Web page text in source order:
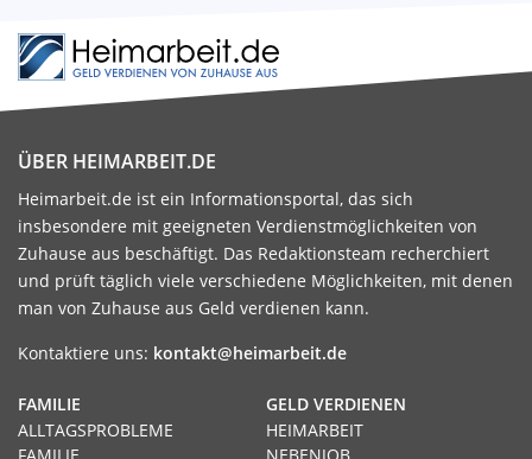
ÜBER HEIMARBEIT.DE
Heimarbeit.de ist ein Informationsportal, das sich
insbesondere mit geeigneten Verdienstmöglichkeiten von
Zuhause aus beschäftigt. Das Redaktionsteam recherchiert
und prüft täglich viele verschiedene Möglichkeiten, mit denen
man von Zuhause aus Geld verdienen kann.
Kontaktiere uns: kontakt@heimarbeit.de
GELD VERDIENEN
HEIMARBEIT
FAMILIE
ALLTAGSPROBLEME